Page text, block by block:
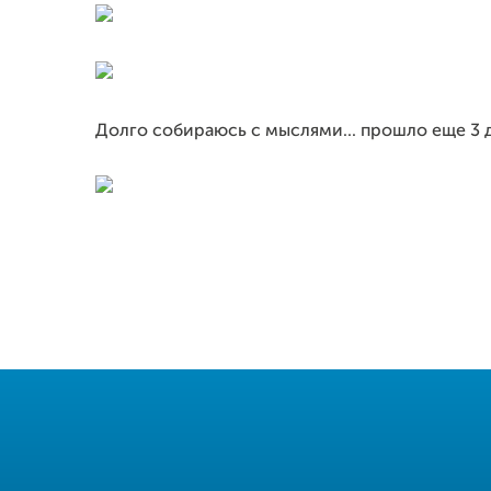
Долго собираюсь с мыслями... прошло еще 3